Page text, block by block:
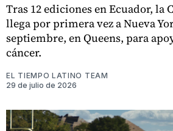
Tras 12 ediciones en Ecuador, la
llega por primera vez a Nueva
septiembre, en Queens, para
cáncer.
EL TIEMPO LATINO TEAM
29 de julio de 2026